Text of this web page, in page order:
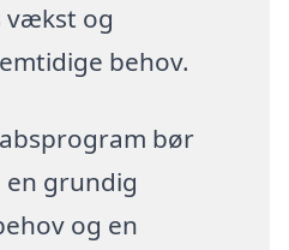
vækst og
behov.
bør
grundig
og en